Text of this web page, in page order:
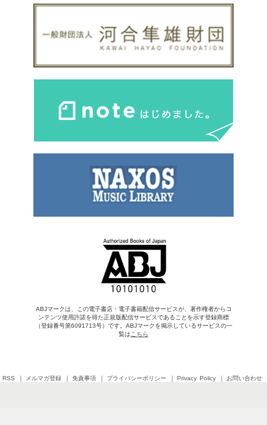
ABJマークは、この電子書店・電子書籍配信サービスが、著作権者からコ
ンテンツ使用許諾を得た正規版配信サービスであることを示す登録商標
（登録番号第6091713号）です。ABJマークを掲示しているサービスの一
覧は こちら
RSS メルマガ登録 免責事項 プライバシーポリシー Privacy Policy お問い合わせ